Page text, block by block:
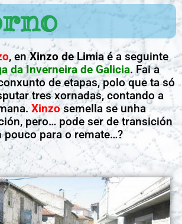
, enXinzo de Limiaé a seguinte
da Inverneira de Galicia. Fai a
de etapas, polo que ta só
tres xornadas, contando a
Xinzo semella se unha
pero… pode ser de transición
pouco para o remate…?